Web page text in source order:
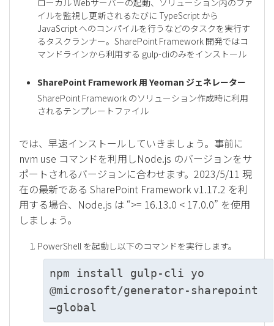
イルを監視し更新されるたびに TypeScript から
JavaScript へのコンパイルを行うなどのタスクを実行す
るタスクランナー。SharePoint Framework 開発ではコ
マンドラインから利用する gulp-cliのみをインストール
SharePoint Framework 用 Yeoman ジェネレーター
SharePoint Framework のソリューション作成時に利用
されるテンプレートファイル
では、早速インストールしていきましょう。事前に
nvm use コマンドを利用しNode.js のバージョンをサ
ポートされるバージョンに合わせます。2023/5/11 現
在の最新である SharePoint Framework v1.17.2 を利
用する場合、Node.js は “>= 16.13.0 < 17.0.0” を使用
しましょう。
PowerShell を起動し以下のコマンドを実行します。
npm install gulp-cli yo
@microsoft/generator-sharepoint
–global